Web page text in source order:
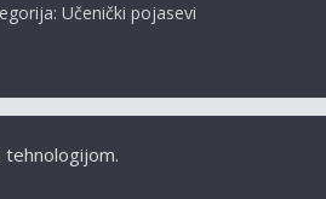
Učenički pojasevi